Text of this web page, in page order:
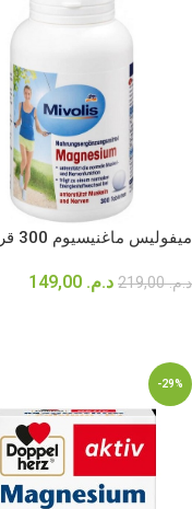
ميفوليس ماغنيسيوم 300 قرص
د.م.219,00 د.م.
-29%